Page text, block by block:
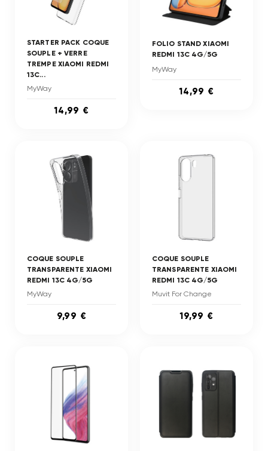
STARTER PACK COQUE
SOUPLE + VERRE
TREMPE XIAOMI REDMI
13C...
MyWay
14,99 €
FOLIO STAND XIAOMI
REDMI 13C 4G/5G
MyWay
14,99 €
COQUE SOUPLE
TRANSPARENTE XIAOMI
REDMI 13C 4G/5G
MyWay
9,99 €
COQUE SOUPLE
TRANSPARENTE XIAOMI
REDMI 13C 4G/5G
Muvit For Change
19,99 €